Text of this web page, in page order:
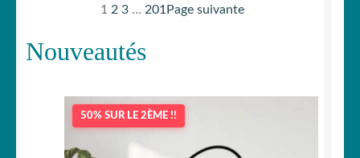
1 2 3 … 201 Page suivante
Nouveautés
50% SUR LE 2ÈME !!